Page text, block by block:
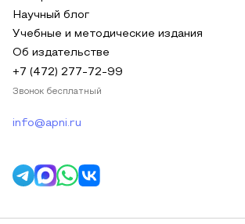
Научный блог
Учебные и методические издания
Об издательстве
+7 (472) 277-72-99
Звонок бесплатный
info@apni.ru